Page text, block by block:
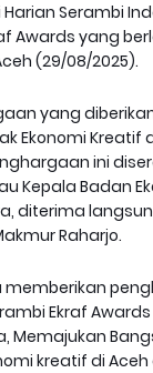
Serambi
Awards yang
(29/08/2025).
yang
Ekonomi Kreatif
ini
Kepala Badan
diterima
Raharjo.
memberikan
Ekraf
Memajukan
kreatif di